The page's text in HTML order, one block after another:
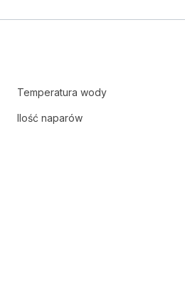
Temperatura wody
Ilość naparów